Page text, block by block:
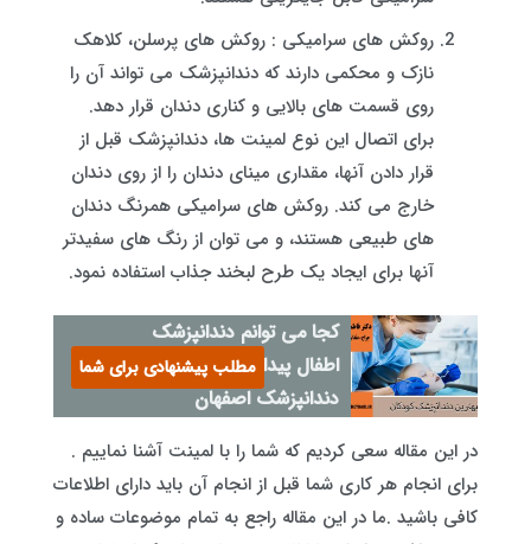
روکش های سرامیکی : روکش های پرسلن، کلاهک
نازک و محکمی دارند که دندانپزشک می تواند آن را
روی قسمت های بالایی و کناری دندان قرار دهد.
برای اتصال این نوع لمینت ها، دندانپزشک قبل از
قرار دادن آنها، مقداری مینای دندان را از روی دندان
خارج می کند. روکش های سرامیکی همرنگ دندان
های طبیعی هستند، و می توان از رنگ های سفیدتر
آنها برای ایجاد یک طرح لبخند جذاب استفاده نمود.
کجا می توانم دندانپزشک
اطفال پیدا کنم؟ - جراح و
دندانپزشک اصفهان
مطلب پیشنهادی برای شما
در این مقاله سعی کردیم که شما را با لمینت آشنا نماییم .
برای انجام هر کاری شما قبل از انجام آن باید دارای اطلاعات
کافی باشید .ما در این مقاله راجع به تمام موضوعات ساده و